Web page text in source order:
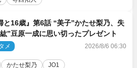
と16歳』第6話 “美子”かたせ梨乃、失
”豆原一成に思い切ったプレゼント
メ 2026/8/6 06:30
かたせ梨乃 JO1